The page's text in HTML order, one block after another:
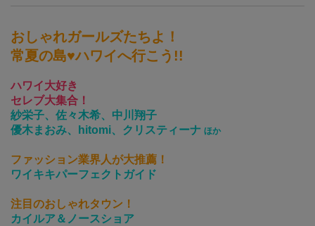
おしゃれガールズたちよ！
常夏の島♥ハワイへ行こう!!
ハワイ大好き
セレブ大集合！
紗栄子、佐々木希、中川翔子
優木まおみ、hitomi、クリスティーナ ほか
ファッション業界人が大推薦！
ワイキキパーフェクトガイド
注目のおしゃれタウン！
カイルア＆ノースショア